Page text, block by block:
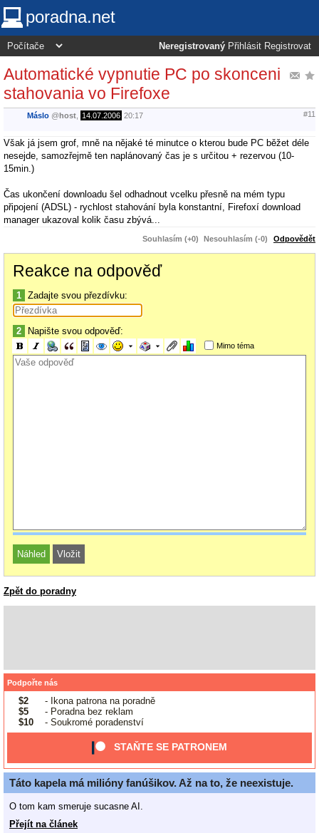
poradna.net
Neregistrovaný Přihlásit Registrovat
Automatické vypnutie PC po skonceni
stahovania vo Firefoxe
Máslo @host 14.07.2006 20:17 #11
Však já jsem grof, mně na nějaké té minutce o kterou bude PC běžet déle
nesejde, samozřejmě ten naplánovaný čas je s určitou + rezervou (10-
15min.)
Čas ukončení downloadu šel odhadnout vcelku přesně na mém typu
připojení (ADSL) - rychlost stahování byla konstantní, Firefoxí download
manager ukazoval kolik času zbývá...
Souhlasím (+0) Nesouhlasím (-0) Odpovědět
Reakce na odpověď
1 Zadajte svou přezdívku:
2 Napište svou odpověď:
Mimo téma
Zpět do poradny
Podpořte nás
$2
- Ikona patrona na poradně
$5
- Poradna bez reklam
$10
- Soukromé poradenství
STAŇTE SE PATRONEM
Táto kapela má milióny fanúšikov. Až na to, že neexistuje.
O tom kam smeruje sucasne AI.
Přejít na článek